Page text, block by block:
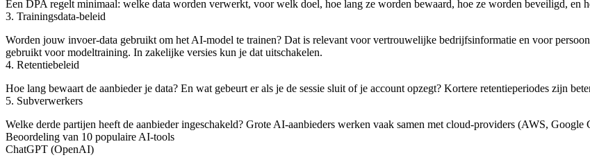
Een DPA regelt minimaal: welke data worden verwerkt, voor welk doel, hoe lang ze worden bewaard, hoe ze worden beveiligd, en
3. Trainingsdata-beleid
Worden jouw invoer-data gebruikt om het AI-model te trainen? Dat is relevant voor vertrouwelijke bedrijfsinformatie en voor
gebruikt voor modeltraining. In zakelijke versies kun je dat uitschakelen.
4. Retentiebeleid
Hoe lang bewaart de aanbieder je data? En wat gebeurt er als je de sessie sluit of je account opzegt? Kortere retentieperiodes zijn
5. Subverwerkers
Welke derde partijen heeft de aanbieder ingeschakeld? Grote AI-aanbieders werken vaak samen met cloud-providers (AWS,
Beoordeling van 10 populaire AI-tools
ChatGPT (OpenAI)